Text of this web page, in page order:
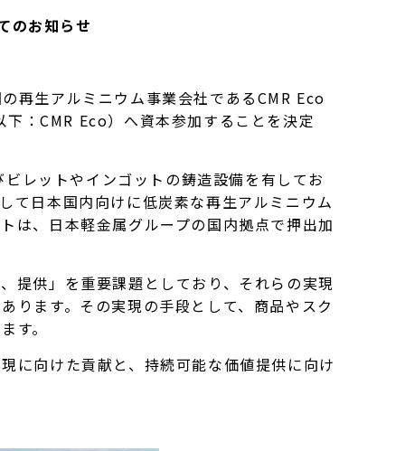
のお知らせ
再生アルミニウム事業会社であるCMR Eco
CMR Eco）へ資本参加することを決定
レットやインゴットの鋳造設備を有してお
て日本国内向けに低炭素な再生アルミニウム
は、日本軽金属グループの国内拠点で押出加
供」を重要課題としており、それらの実現
ります。その実現の手段として、商品やスク
す。
向けた貢献と、持続可能な価値提供に向け